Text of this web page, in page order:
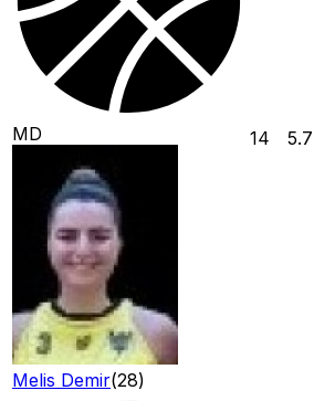
MD
Melis Demir(28)
14 5.7